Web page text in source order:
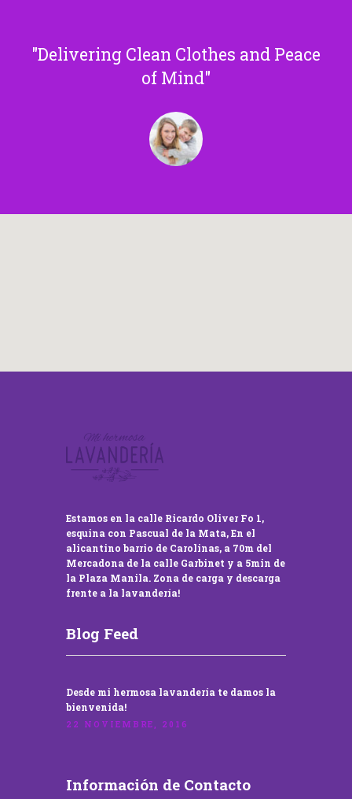
Delivering Clean Clothes and Peace
of Mind
Estamos en la calle Ricardo Oliver Fo 1,
esquina con Pascual de la Mata, En el
alicantino barrio de Carolinas, a 70m del
Mercadona de la calle Garbinet y a 5min de
la Plaza Manila. Zona de carga y descarga
frente a la lavandería!
Blog Feed
Desde mi hermosa lavandería te damos la
bienvenida!
22 NOVIEMBRE, 2016
Información de Contacto